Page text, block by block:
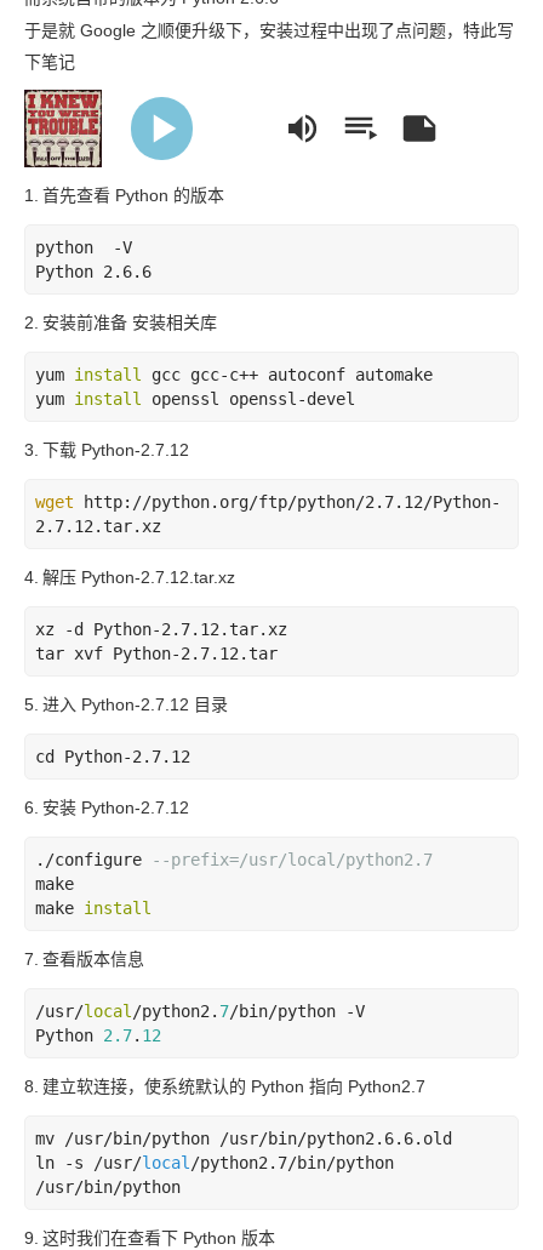
于是就 Google 之顺便升级下，安装过程中出现了点问题，特此写
下笔记
You Were Trouble
Walk off the Earth/krnfx
1. 首先查看 Python 的版本
python
-V
Python 2 .6.6
2. 安装前准备 安装相关库
yum install
gcc gcc-c++ autoconf automake
yum install
3. 下载 Python-2.7.12
wget http://python.org/ftp/python/2.7.12/Python-
4. 解压 Python-2.7.12.tar.xz
xz -d Python-2 .7.12 .tar.xz
tar xvf Python-2 .7.12 .tar
5. 进入 Python-2.7.12 目录
cd Python-2 .7.12
6. 安装 Python-2.7.12
./configure
--prefix=/usr/local/python2.7
make
make install
7. 查看版本信息
/usr/local /python2. 7/bin/python -V
Python 2.7. 12
8. 建立软连接，使系统默认的 Python 指向 Python2.7
mv /usr/bin/python /usr/bin/python2.6.6.old
ln
-s /usr/local /python2.7/bin/python
9. 这时我们在查看下 Python 版本